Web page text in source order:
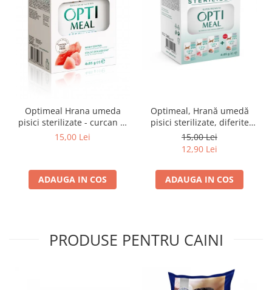
Optimeal Hrana umeda
pisici sterilizate - curcan si
pui in sos, set 3+1,
15,00 Lei
ADAUGA IN COS
Optimeal, Hrană umedă
pisici sterilizate, diferite
arome, (3+1), 0.34kg
15,00 Lei
12,90 Lei
ADAUGA IN COS
PRODUSE PENTRU CAINI